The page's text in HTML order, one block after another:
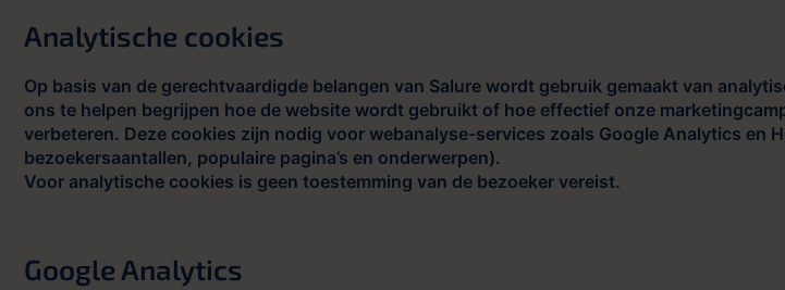
Analytische cookies
Op basis van de gerechtvaardigde belangen van Salure wordt gebruik gemaakt van
ons te helpen begrijpen hoe de website wordt gebruikt of hoe effectief onze
verbeteren. Deze cookies zijn nodig voor webanalyse-services zoals Google Analytics
bezoekersaantallen, populaire pagina’s en onderwerpen).
Voor analytische cookies is geen toestemming van de bezoeker vereist.
Google Analytics